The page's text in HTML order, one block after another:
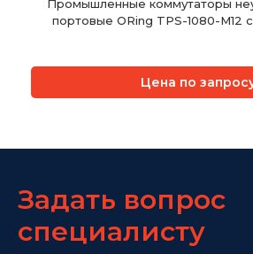
Промышленные коммутаторы
портовые ORing TPS-1080-M12
Цена по
Задать вопрос
специалисту